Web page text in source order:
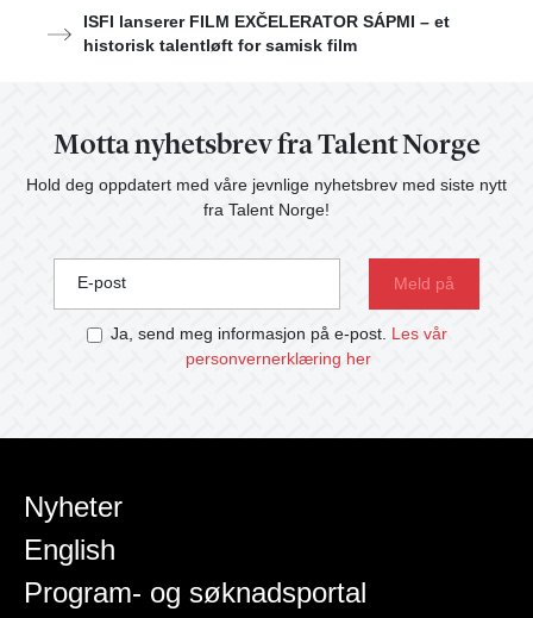
ISFI lanserer FILM EXČELERATOR SÁPMI – et
historisk talentløft for samisk film
Motta nyhetsbrev fra Talent Norge
Hold deg oppdatert med våre jevnlige nyhetsbrev med siste nytt
fra Talent Norge!
E-post
Ja, send meg informasjon på e-post. Les vår
personvernerklæring her
Nyheter
English
Program- og søknadsportal